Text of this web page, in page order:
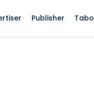
Publisher